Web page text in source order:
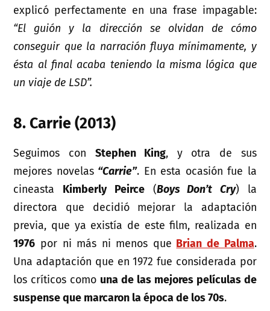
explicó perfectamente en una frase impagable:
“El guión y la dirección se olvidan de cómo
conseguir que la narración fluya mínimamente, y
ésta al final acaba teniendo la misma lógica que
un viaje de LSD”.
8. Carrie (2013)
Seguimos con Stephen King, y otra de sus
mejores novelas“Carrie”. En esta ocasión fue la
cineasta Kimberly Peirce(Boys Don’t Cry) la
directora que decidió mejorar la adaptación
previa, que ya existía de este film, realizada en
1976 por ni más ni menos que Brian de Palma.
Una adaptación que en 1972 fue considerada por
los críticos como una de las mejores películas de
suspense que marcaron la época de los 70s.